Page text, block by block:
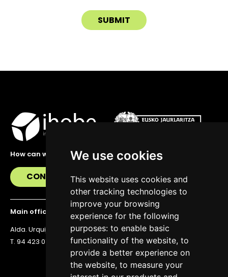
We use cookies
This website uses cookies and
other tracking technologies to
improve your browsing
experience for the following
purposes: to enable basic
functionality of the website, to
provide a better experience on
the website, to measure your
How can we help you?
CONTACT US
Main office
Alda. Urquijo 36, 6th floor, 48011 Bilbao
T. 94 423 07 43